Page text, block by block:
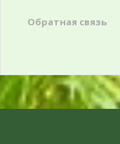
Обратная связь